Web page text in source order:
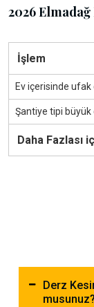
2026
İşlem
Ev içerisinde ufak
Şantiye tipi büyük
Daha Fazlası
Derz
musunuz?